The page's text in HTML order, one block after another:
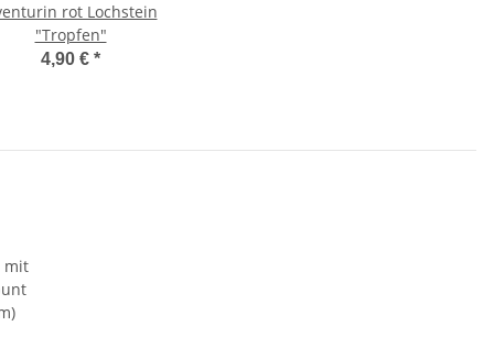
rot Lochstein
"Tropfen"
4,90 € *